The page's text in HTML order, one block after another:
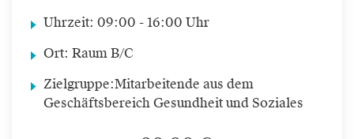
Uhrzeit: 09:00 - 16:00 Uhr
Ort: Raum B/C
Zielgruppe:Mitarbeitende aus dem
Geschäftsbereich Gesundheit und Soziales